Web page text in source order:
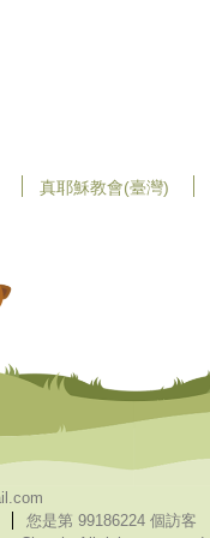
真耶穌教會(臺灣)
您是第 99186224 個訪客